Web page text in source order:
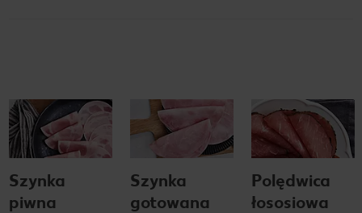
Szynka
piwna
Szynka
gotowana
Polędwica
łososiowa